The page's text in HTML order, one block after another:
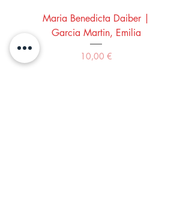
Maria Benedicta Daiber |
Garcia Martin, Emilia
Precio
10,00 €